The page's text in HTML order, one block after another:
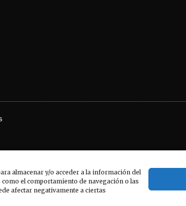
almacenar y/o acceder a la información del
el comportamiento de navegación o las
afectar negativamente a ciertas